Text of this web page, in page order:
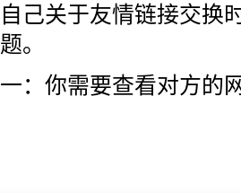
自己关于友情链接交换
题。
一：你需要查看对方的